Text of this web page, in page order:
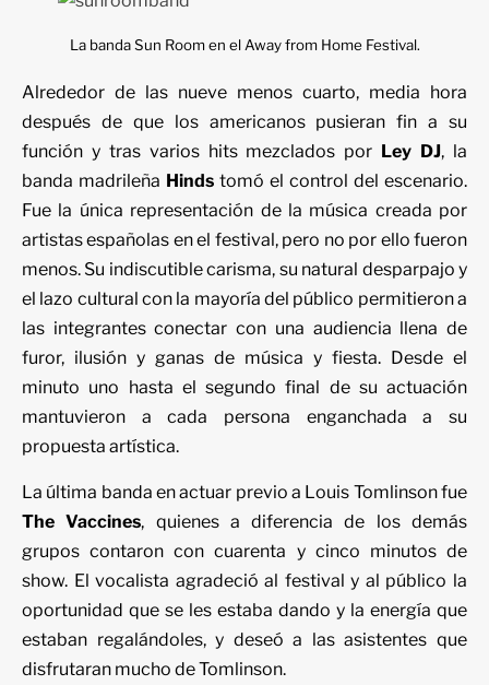
La banda Sun Room en el Away from Home Festival.
Alrededor de las nueve menos cuarto, media hora
después de que los americanos pusieran fin a su
función y tras varios hits mezclados por Ley DJ, la
banda madrileña Hinds tomó el control del escenario.
Fue la única representación de la música creada por
artistas españolas en el festival, pero no por ello fueron
menos. Su indiscutible carisma, su natural desparpajo y
el lazo cultural con la mayoría del público permitieron a
las integrantes conectar con una audiencia llena de
furor, ilusión y ganas de música y fiesta. Desde el
minuto uno hasta el segundo final de su actuación
mantuvieron a cada persona enganchada a su
propuesta artística.
La última banda en actuar previo a Louis Tomlinson fue
The Vaccines, quienes a diferencia de los demás
grupos contaron con cuarenta y cinco minutos de
show. El vocalista agradeció al festival y al público la
oportunidad que se les estaba dando y la energía que
estaban regalándoles, y deseó a las asistentes que
disfrutaran mucho de Tomlinson.